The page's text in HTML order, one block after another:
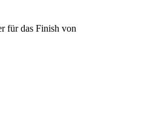
für das Finish von